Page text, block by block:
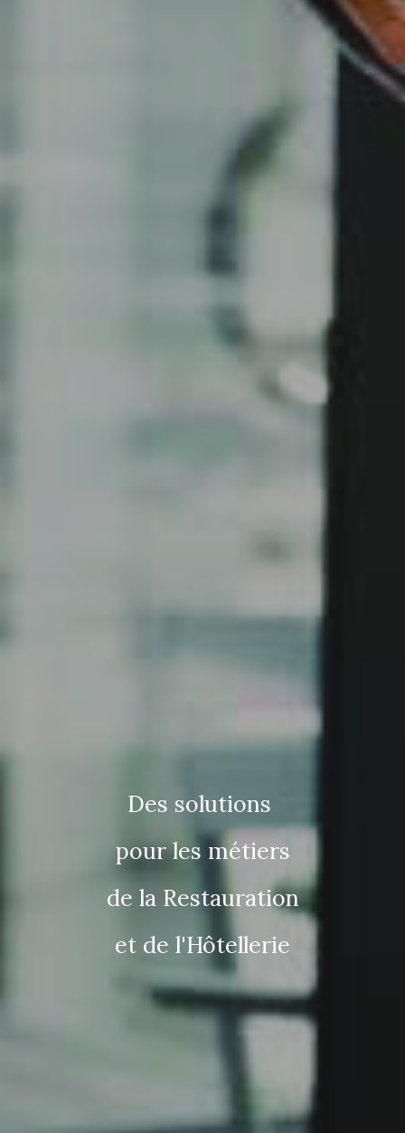
Des solutions
pour les métiers
de la Restauration
et de l'Hôtellerie